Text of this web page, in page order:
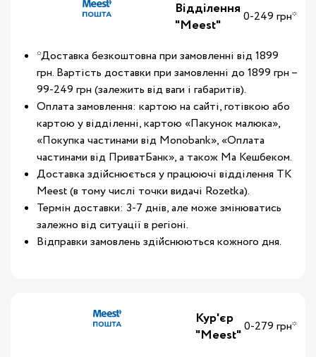
Відділення
"Meest"
0-249 грн*
*Доставка безкоштовна при замовленні від 1899
грн. Вартість доставки при замовленні до 1899 грн –
99-249 грн (залежить від ваги і габаритів).
Оплата замовлення: картою на сайті, готівкою або
картою у відділенні, картою «Пакунок малюка»,
«Покупка частинами від Monobank», «Оплата
частинами від ПриватБанк», а також Ма Кешбеком.
Доставка здійснюється у працюючі відділення ТК
Meest (в тому числі точки видачі Rozetka).
Термін доставки: 3-7 днів, але може змінюватись
залежно від ситуації в регіоні.
Відправки замовлень здійснюються кожного дня.
Кур'єр
"Meest"0-279 грн*